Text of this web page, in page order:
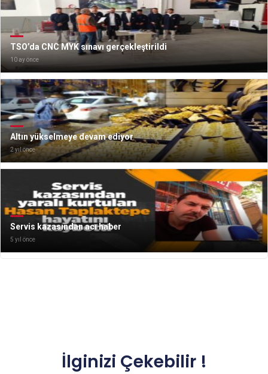
TSO’da CNC MYK sınavı gerçekleştirildi
10 ay önce
Altın yükselmeye devam ediyor
2 yıl önce
Servis kazasından acı haber
5 yıl önce
İlginizi Çekebilir !